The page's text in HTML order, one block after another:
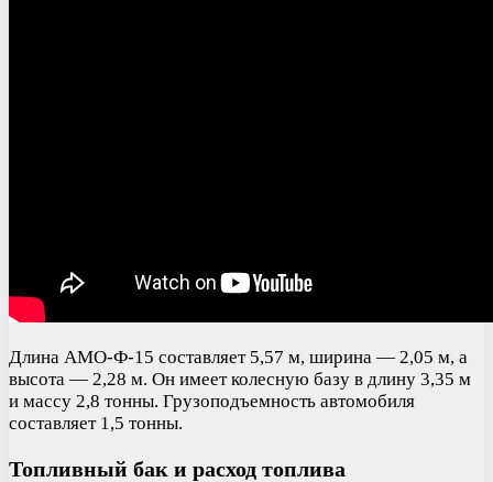
Длина АМО-Ф-15 составляет 5,57 м, ширина — 2,05 м, а
высота — 2,28 м. Он имеет колесную базу в длину 3,35 м
и массу 2,8 тонны. Грузоподъемность автомобиля
составляет 1,5 тонны.
Топливный бак и расход топлива